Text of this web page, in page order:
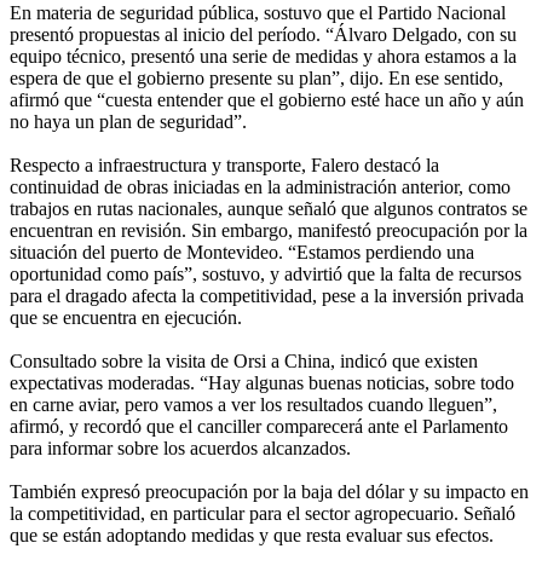
En materia de seguridad pública, sostuvo que el Partido Nacional
presentó propuestas al inicio del período. “Álvaro Delgado, con su
equipo técnico, presentó una serie de medidas y ahora estamos a la
espera de que el gobierno presente su plan”, dijo. En ese sentido,
afirmó que “cuesta entender que el gobierno esté hace un año y aún
no haya un plan de seguridad”.
Respecto a infraestructura y transporte, Falero destacó la
continuidad de obras iniciadas en la administración anterior, como
trabajos en rutas nacionales, aunque señaló que algunos contratos se
encuentran en revisión. Sin embargo, manifestó preocupación por la
situación del puerto de Montevideo. “Estamos perdiendo una
oportunidad como país”, sostuvo, y advirtió que la falta de recursos
para el dragado afecta la competitividad, pese a la inversión privada
que se encuentra en ejecución.
Consultado sobre la visita de Orsi a China, indicó que existen
expectativas moderadas. “Hay algunas buenas noticias, sobre todo
en carne aviar, pero vamos a ver los resultados cuando lleguen”,
afirmó, y recordó que el canciller comparecerá ante el Parlamento
para informar sobre los acuerdos alcanzados.
También expresó preocupación por la baja del dólar y su impacto en
la competitividad, en particular para el sector agropecuario. Señaló
que se están adoptando medidas y que resta evaluar sus efectos.